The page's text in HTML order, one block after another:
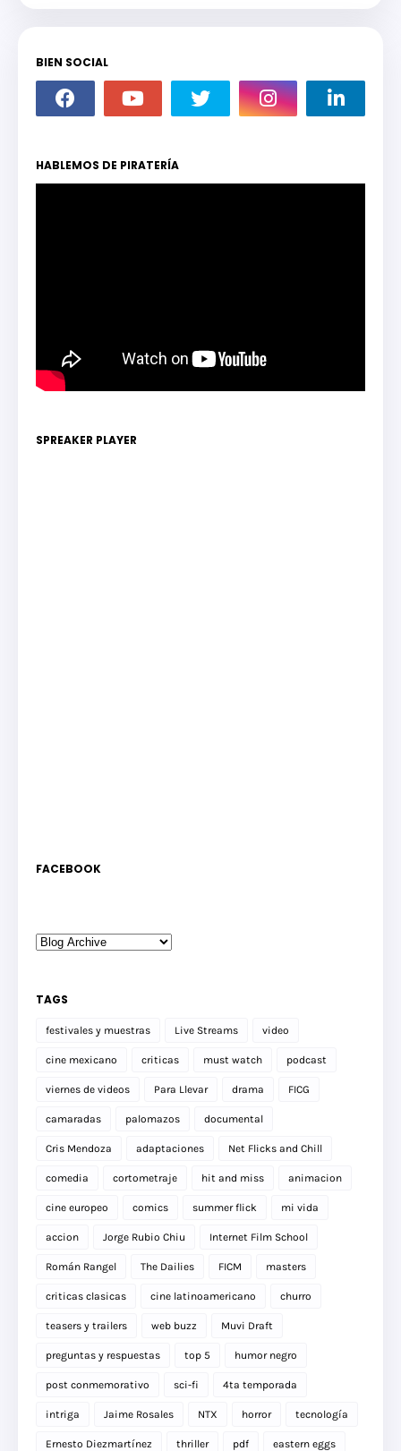
BIEN SOCIAL
HABLEMOS DE PIRATERÍA
SPREAKER PLAYER
FACEBOOK
TAGS
festivales y muestras Live Streams video
cine mexicano criticas must watch podcast
viernes de videos Para Llevar drama FICG
camaradas palomazos documental
Cris Mendoza adaptaciones Net Flicks and Chill
comedia cortometraje hit and miss animacion
cine europeo comics summer flick mi vida
accion Jorge Rubio Chiu Internet Film School
Román Rangel The Dailies FICM masters
criticas clasicas cine latinoamericano churro
teasers y trailers web buzz Muvi Draft
preguntas y respuestas top 5 humor negro
post conmemorativo sci-fi 4ta temporada
intriga Jaime Rosales NTX horror tecnología
Ernesto Diezmartínez thriller pdf eastern eggs